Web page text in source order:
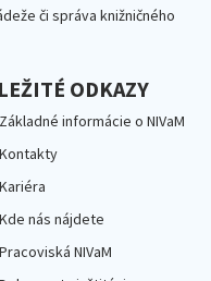
či správa knižničného
ODKAZY
Základné informácie o NIVaM
Kontakty
Kariéra
Kde nás nájdete
Pracoviská NIVaM